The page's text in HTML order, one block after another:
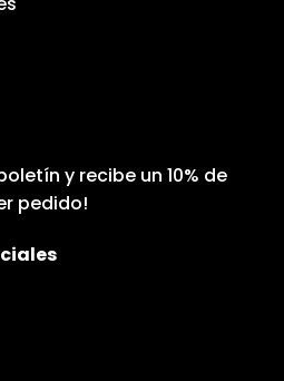
y recibe un 10% de
pedido!